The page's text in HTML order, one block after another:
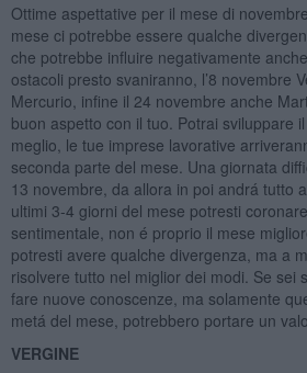
Ottime aspettative per il mese di
mese ci potrebbe essere qualche
che potrebbe influire negativamente
ostacoli presto svaniranno, l’8 novembre
Mercurio, infine il 24 novembre anche
buon aspetto con il tuo. Potrai sviluppare
meglio, le tue imprese lavorative
seconda parte del mese. Una giornata
13 novembre, da allora in poi andrá tutto
ultimi 3-4 giorni del mese potresti
sentimentale, non é proprio il mese
potresti avere qualche divergenza, ma a
risolvere tutto nel miglior dei modi. Se sei
fare nuove conoscenze, ma solamente
metá del mese, potrebbero portare un
VERGINE